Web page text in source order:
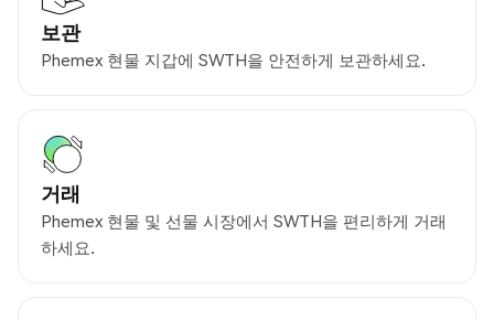
보관
Phemex 현물 지갑에 SWTH을 안전하게 보관하세요.
거래
Phemex 현물 및 선물 시장에서 SWTH을 편리하게 거래
하세요.